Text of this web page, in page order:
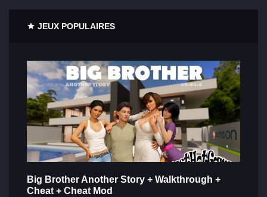
JEUX POPULAIRES
Big Brother Another Story + Walkthrough +
Cheat + Cheat Mod